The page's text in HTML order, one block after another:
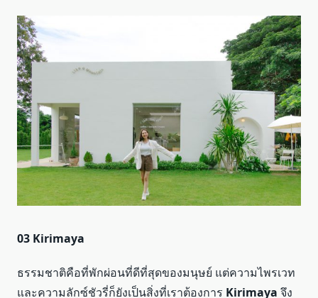
03 Kirimaya
ธรรมชาติคือที่พักผ่อนที่ดีที่สุดของมนุษย์ แต่ความไพรเวท
และความลักซ์ชัวรี่ก็ยังเป็นสิ่งที่เราต้องการ Kirimaya จึง